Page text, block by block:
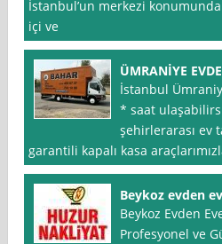
İstanbul’un merkezi
içi ve
ÜMRANİYE
İstanbul
* saat
şehirlerarası ev
garantili kapalı kasa
Beykoz evden
Beykoz Evden
Profesyonel ve